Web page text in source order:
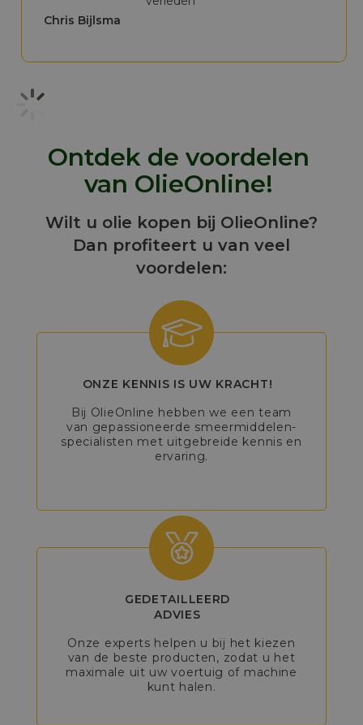
Chris Bijlsma
Ontdek de voordelen
van OlieOnline!
Wilt u olie kopen bij OlieOnline?
Dan profiteert u van veel
voordelen:
ONZE KENNIS IS UW KRACHT!
Bij OlieOnline hebben we een team
van gepassioneerde smeermiddelen-
specialisten met uitgebreide kennis en
ervaring.
GEDETAILLEERD
ADVIES
Onze experts helpen u bij het kiezen
van de beste producten, zodat u het
maximale uit uw voertuig of machine
kunt halen.